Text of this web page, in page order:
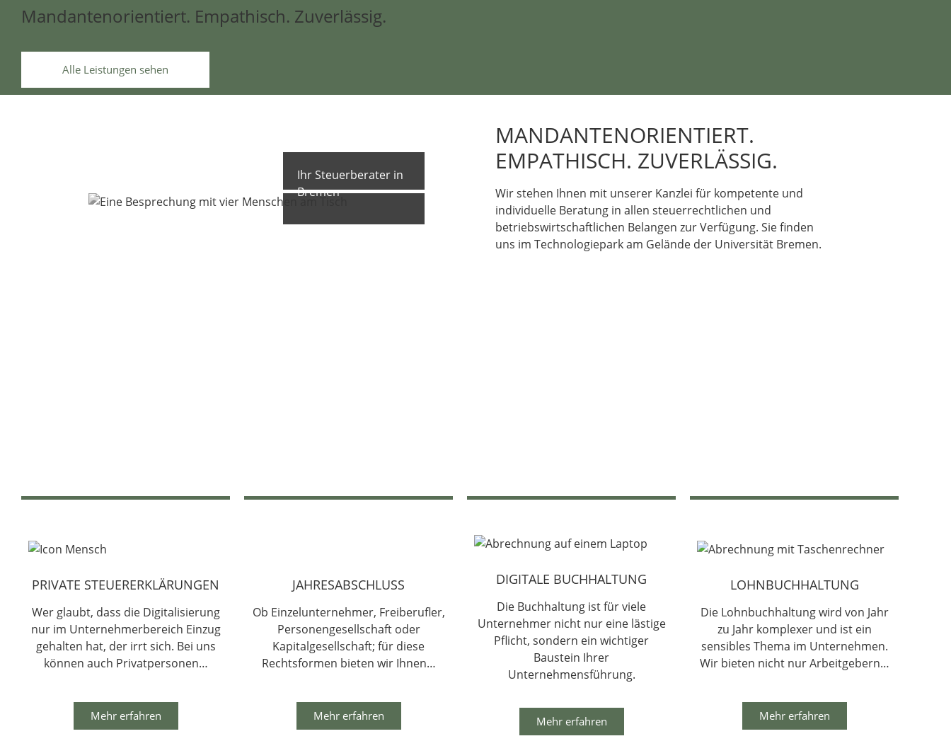
Mandantenorientiert. Empathisch. Zuverlässig.
Alle Leistungen sehen
Ihr Steuerberater in
Bremen
MANDANTENORIENTIERT.
EMPATHISCH. ZUVERLÄSSIG.
Wir stehen Ihnen mit unserer Kanzlei für kompetente und
individuelle Beratung in allen steuerrechtlichen und
betriebswirtschaftlichen Belangen zur Verfügung. Sie finden
uns im Technologiepark am Gelände der Universität Bremen.
PRIVATE STEUERERKLÄRUNGEN
Wer glaubt, dass die Digitalisierung
nur im Unternehmerbereich Einzug
gehalten hat, der irrt sich. Bei uns
können auch Privatpersonen…
Mehr erfahren
JAHRESABSCHLUSS
Ob Einzelunternehmer, Freiberufler,
Personengesellschaft oder
Kapitalgesellschaft; für diese
Rechtsformen bieten wir Ihnen…
Mehr erfahren
DIGITALE BUCHHALTUNG
Die Buchhaltung ist für viele
Unternehmer nicht nur eine lästige
Pflicht, sondern ein wichtiger
Baustein Ihrer
Unternehmensführung.
Mehr erfahren
LOHNBUCHHALTUNG
Die Lohnbuchhaltung wird von Jahr
zu Jahr komplexer und ist ein
sensibles Thema im Unternehmen.
Wir bieten nicht nur Arbeitgebern…
Mehr erfahren